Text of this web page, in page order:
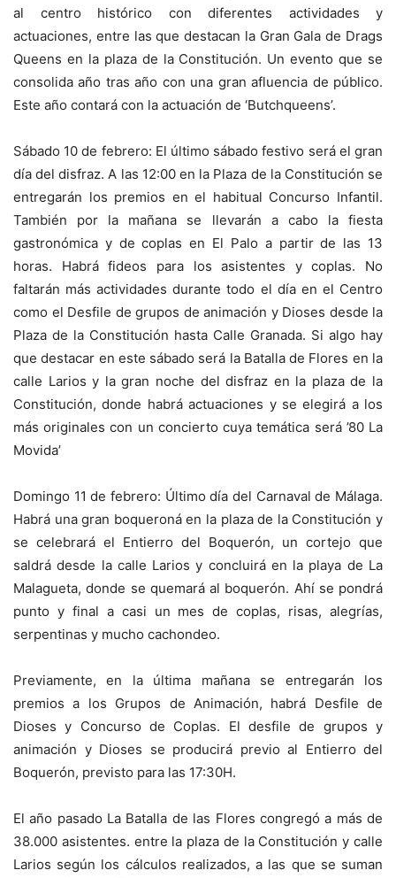
al centro histórico con diferentes actividades y
actuaciones, entre las que destacan la Gran Gala de Drags
Queens en la plaza de la Constitución. Un evento que se
consolida año tras año con una gran afluencia de público.
Este año contará con la actuación de ‘Butchqueens’.
Sábado 10 de febrero: El último sábado festivo será el gran
día del disfraz. A las 12:00 en la Plaza de la Constitución se
entregarán los premios en el habitual Concurso Infantil.
También por la mañana se llevarán a cabo la fiesta
gastronómica y de coplas en El Palo a partir de las 13
horas. Habrá fideos para los asistentes y coplas. No
faltarán más actividades durante todo el día en el Centro
como el Desfile de grupos de animación y Dioses desde la
Plaza de la Constitución hasta Calle Granada. Si algo hay
que destacar en este sábado será la Batalla de Flores en la
calle Larios y la gran noche del disfraz en la plaza de la
Constitución, donde habrá actuaciones y se elegirá a los
más originales con un concierto cuya temática será ’80 La
Movida’
Domingo 11 de febrero: Último día del Carnaval de Málaga.
Habrá una gran boqueroná en la plaza de la Constitución y
se celebrará el Entierro del Boquerón, un cortejo que
saldrá desde la calle Larios y concluirá en la playa de La
Malagueta, donde se quemará al boquerón. Ahí se pondrá
punto y final a casi un mes de coplas, risas, alegrías,
serpentinas y mucho cachondeo.
Previamente, en la última mañana se entregarán los
premios a los Grupos de Animación, habrá Desfile de
Dioses y Concurso de Coplas. El desfile de grupos y
animación y Dioses se producirá previo al Entierro del
Boquerón, previsto para las 17:30H.
El año pasado La Batalla de las Flores congregó a más de
38.000 asistentes. entre la plaza de la Constitución y calle
Larios según los cálculos realizados, a las que se suman